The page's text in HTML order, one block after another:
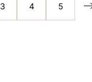
3 4 5